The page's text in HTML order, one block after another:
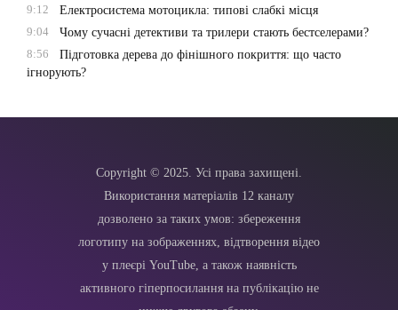
9:12
Електросистема мотоцикла: типові слабкі місця
9:04
Чому сучасні детективи та трилери стають бестселерами?
8:56
Підготовка дерева до фінішного покриття: що часто
ігнорують?
Copyright © 2025. Усі права захищені.
Використання матеріалів 12 каналу
дозволено за таких умов: збереження
логотипу на зображеннях, відтворення відео
у плеєрі YouTube, а також наявність
активного гіперпосилання на публікацію не